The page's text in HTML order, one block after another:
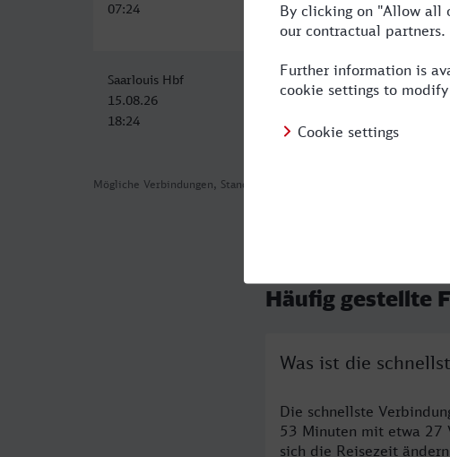
Mögliche Verbindungen, Stand: 2026-08-01 03:23
07:24
11:17
Saarlouis Hbf
15.08.26
18:24
Wetzlar
15.08.26
3:53
Häufig gestellte
Was ist die
Die schnellste
53 Minuten mit etwa 27
sich die Reisezeit